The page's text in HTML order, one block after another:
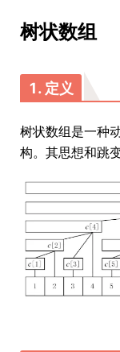
树状数组
1. 定义
树状数组是一种
构。其思想和跳